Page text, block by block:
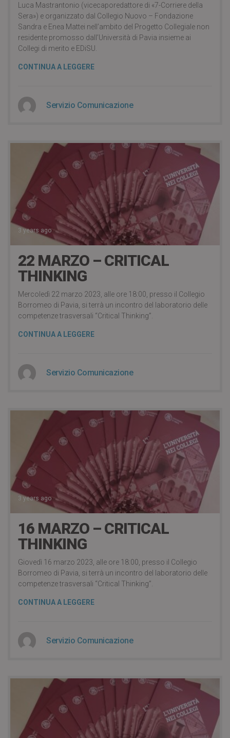
Luca Mastrantonio (vicecaporedattore di «7-Corriere della
Sera») e organizzato dal Collegio Nuovo – Fondazione
Sandra e Enea Mattei nell’ambito del Progetto Collegiale non
residente promosso dall’Università di Pavia insieme ai
Collegi di merito e EDiSU.
CONTINUA A LEGGERE
Servizio Comunicazione
3 years ago
22 MARZO – CRITICAL
THINKING
Mercoledì 22 marzo 2023, alle ore 18:00, presso il Collegio
Borromeo di Pavia, si terrà un incontro del laboratorio delle
competenze trasversali “Critical Thinking”.
CONTINUA A LEGGERE
Servizio Comunicazione
3 years ago
16 MARZO – CRITICAL
THINKING
Giovedì 16 marzo 2023, alle ore 18:00, presso il Collegio
Borromeo di Pavia, si terrà un incontro del laboratorio delle
competenze trasversali “Critical Thinking”.
CONTINUA A LEGGERE
Servizio Comunicazione